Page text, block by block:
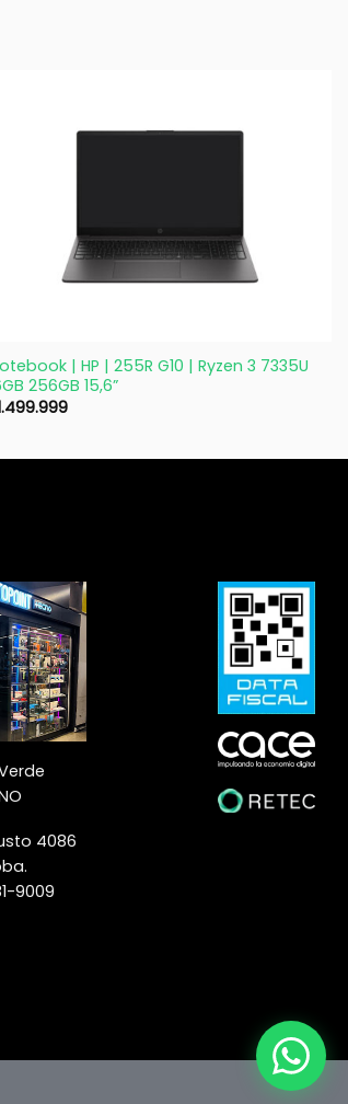
| HP | 255R G10 | Ryzen 3 7335U
256GB 15,6”
4086
9009